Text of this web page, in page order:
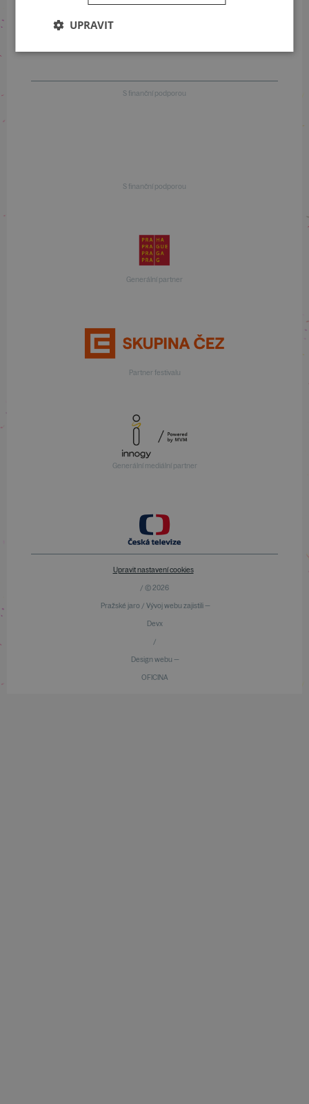
+420 257 310 414
S finanční podporou
S finanční podporou
Generální partner
Partner festivalu
Generální mediální partner
Upravit nastavení cookies
/ © 2026
Pražské jaro / Vývoj webu zajistili —
Devx
/
Design webu —
OFICINA
UPRAVIT